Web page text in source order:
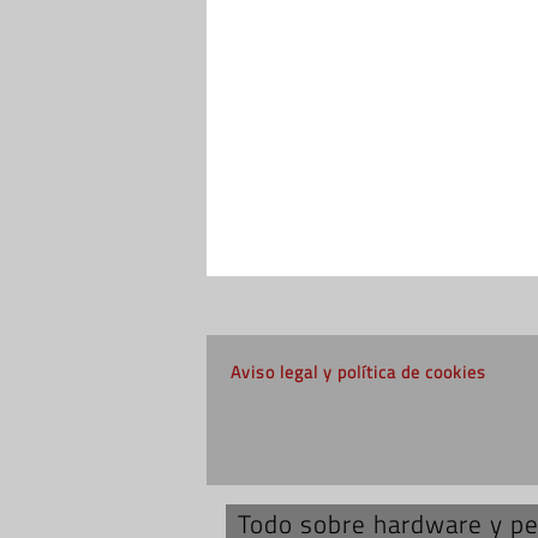
Aviso legal y política de cookies
Todo sobre hardware y